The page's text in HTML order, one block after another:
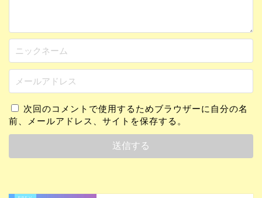
次回のコメントで使用するためブラウザーに自分の名
前、メールアドレス、サイトを保存する。